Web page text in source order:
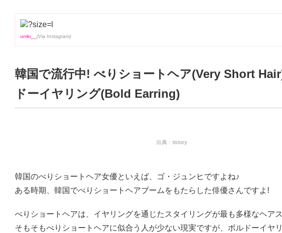
uniki__
韓国で流行中! べりショートヘア(Very Short
ドーイヤリング(Bold Earring)
出典：tistory
韓国のべりショートヘア女優といえば、ゴ・ジュンヒですよね♪
ある時期、韓国でべりショートヘアブームをもたらした俳優さんですよ!
べりショートヘアは、イヤリングを通じたスタイリングが最も多様なヘア
そもそもべりショートヘアに似合う人が少ない現実ですが、ボルドーイヤ